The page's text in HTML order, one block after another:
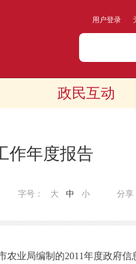
用户登录
政民互动
作年度报告
分享
字号： 大 中 小
业局编制的2011年度政府信